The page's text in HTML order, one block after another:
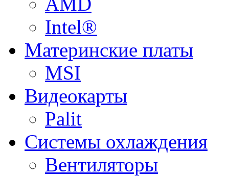
Intel®
Материнские платы
MSI
Видеокарты
Palit
Системы охлаждения
Вентиляторы